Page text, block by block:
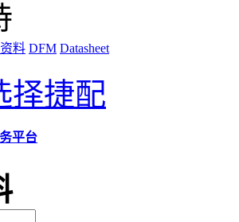
料 DFM Datasheet
择捷配
平台